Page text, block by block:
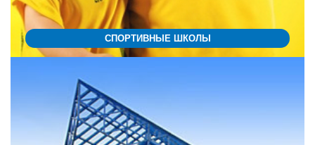
СПОРТИВНЫЕ ШКОЛЫ